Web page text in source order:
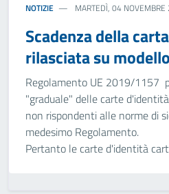
NOTIZIE MARTEDÌ, 04
Scadenza della
rilasciata su
Regolamento UE 2019/1157
"graduale" delle carte
non rispondenti alle norme di
medesimo Regolamento.
Pertanto le carte d'identità